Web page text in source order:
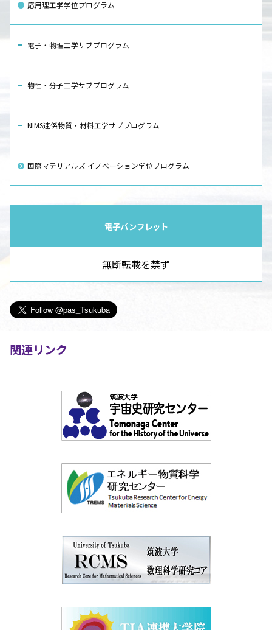
応用理工学学位プログラム
電子・物理工学サブプログラム
物性・分子工学サブプログラム
NIMS連係物質・材料工学サブプログラム
国際マテリアルズ イノベーション学位プログラム
電子パンフレット
無断転載を禁ず
関連リンク